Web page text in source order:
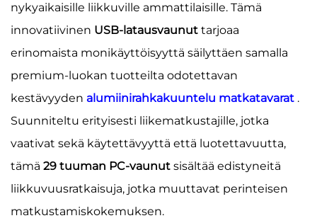
nykyaikaisille liikkuville ammattilaisille. Tämä
innovatiivinen USB-latausvaunut tarjoaa
erinomaista monikäyttöisyyttä säilyttäen samalla
premium-luokan tuotteilta odotettavan
kestävyyden alumiinirahkakuuntelu matkatavarat .
Suunniteltu erityisesti liikematkustajille, jotka
vaativat sekä käytettävyyttä että luotettavuutta,
tämä 29 tuuman PC-vaunut sisältää edistyneitä
liikkuvuusratkaisuja, jotka muuttavat perinteisen
matkustamiskokemuksen.